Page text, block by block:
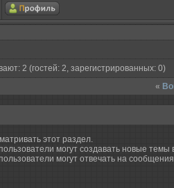
2 (гостей: 2, зарегистрированных: 0)
«
этот раздел.
могут создавать новые темы
могут отвечать на